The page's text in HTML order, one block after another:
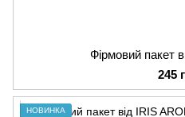
Фірмовий пакет
245
НОВИНКА